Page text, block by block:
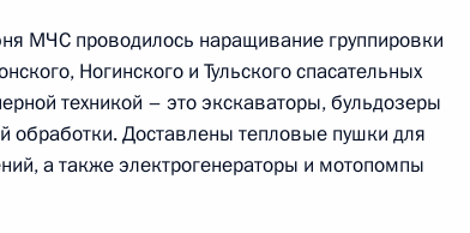
МЧС проводилось наращивание группировки
Ногинского и Тульского спасательных
техникой – это экскаваторы, бульдозеры
Доставлены тепловые пушки для
а также электрогенераторы и мотопомпы